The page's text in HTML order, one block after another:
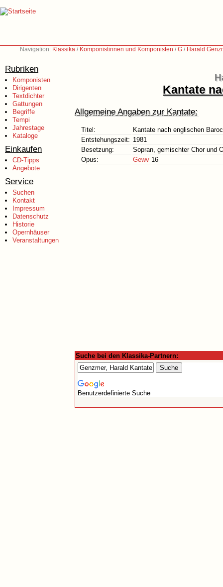
Navigation: Klassika / Komponistinnen und Komponisten /G / Harald
Rubriken
Komponisten
Dirigenten
Textdichter
Gattungen
Begriffe
Tempi
Jahrestage
Kataloge
Einkaufen
CD-Tipps
Angebote
Service
Suchen
Kontakt
Impressum
Datenschutz
Historie
Opernhäuser
Veranstaltungen
Kantate
Allgemeine Angaben zur Kantate:
Titel:
Kantate nach englischen
Entstehungszeit: 1981
Besetzung:
Sopran, gemischter Chor und
Opus:
Gewv 16
Suche bei den Klassika-Partnern:
Benutzerdefinierte Suche